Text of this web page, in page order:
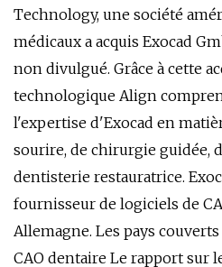
Technology, une société
médicaux a acquis Exocad
non divulgué. Grâce à cette
technologique Align
l'expertise d'Exocad en
sourire, de chirurgie guidée,
dentisterie restauratrice.
fournisseur de logiciels de
Allemagne. Les pays
CAO dentaire Le rapport sur